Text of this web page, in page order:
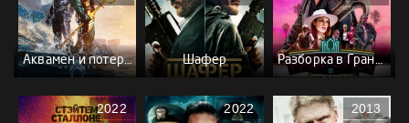
Аквамен и потерянное царство Шафер Разборка в Гранде
2022
2022
2013